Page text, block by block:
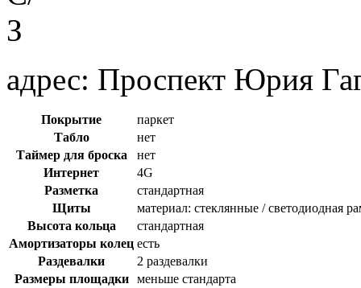
адрес: Проспект Юрия
Покрытие
паркет
Табло
нет
Таймер для броска
нет
Интернет
4G
Разметка
стандартная
Щиты
материал: стеклянные / светодиодная
Высота кольца
стандартная
Амортизаторы колец есть
Раздевалки
2 раздевалки
Размеры площадки
меньше стандарта